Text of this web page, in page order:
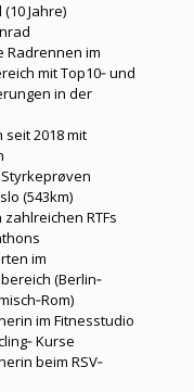
Jahre)
Radrennen im
mit Top10‐ und
in der
2018 mit
(543km)
RTFs
im
(Berlin‐
im Fitnesstudio
Kurse
beim RSV‐